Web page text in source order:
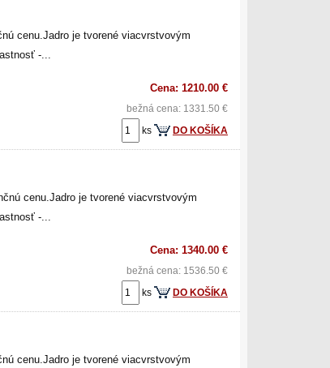
cenu.Jadro je tvorené viacvrstvovým
-...
Cena: 1210.00 €
bežná cena: 1331.50 €
ks
DO KOŠÍKA
cenu.Jadro je tvorené viacvrstvovým
-...
Cena: 1340.00 €
bežná cena: 1536.50 €
ks
DO KOŠÍKA
cenu.Jadro je tvorené viacvrstvovým